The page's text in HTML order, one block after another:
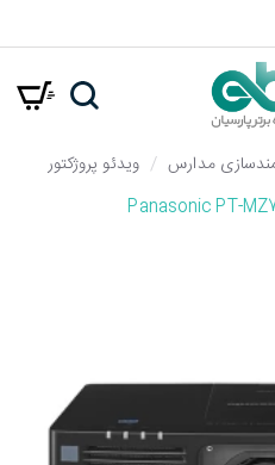
مدارس
ویدئو پروژکتور